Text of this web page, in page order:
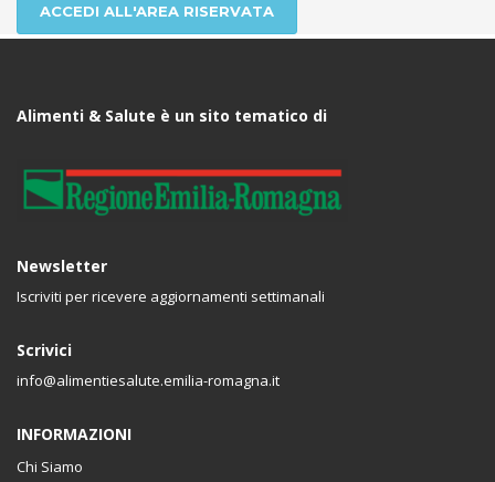
ACCEDI ALL'AREA RISERVATA
Alimenti & Salute è un sito tematico di
Newsletter
Iscriviti per ricevere aggiornamenti settimanali
Scrivici
info@alimentiesalute.emilia-romagna.it
INFORMAZIONI
Chi Siamo